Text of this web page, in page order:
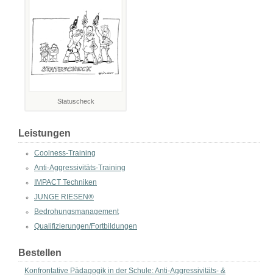
Statuscheck
Leistungen
Coolness-Training
Anti-Aggressivitäts-Training
IMPACT Techniken
JUNGE RIESEN®
Bedrohungsmanagement
Qualifizierungen/Fortbildungen
Bestellen
Konfrontative Pädagogik in der Schule: Anti-Aggressivitäts- &